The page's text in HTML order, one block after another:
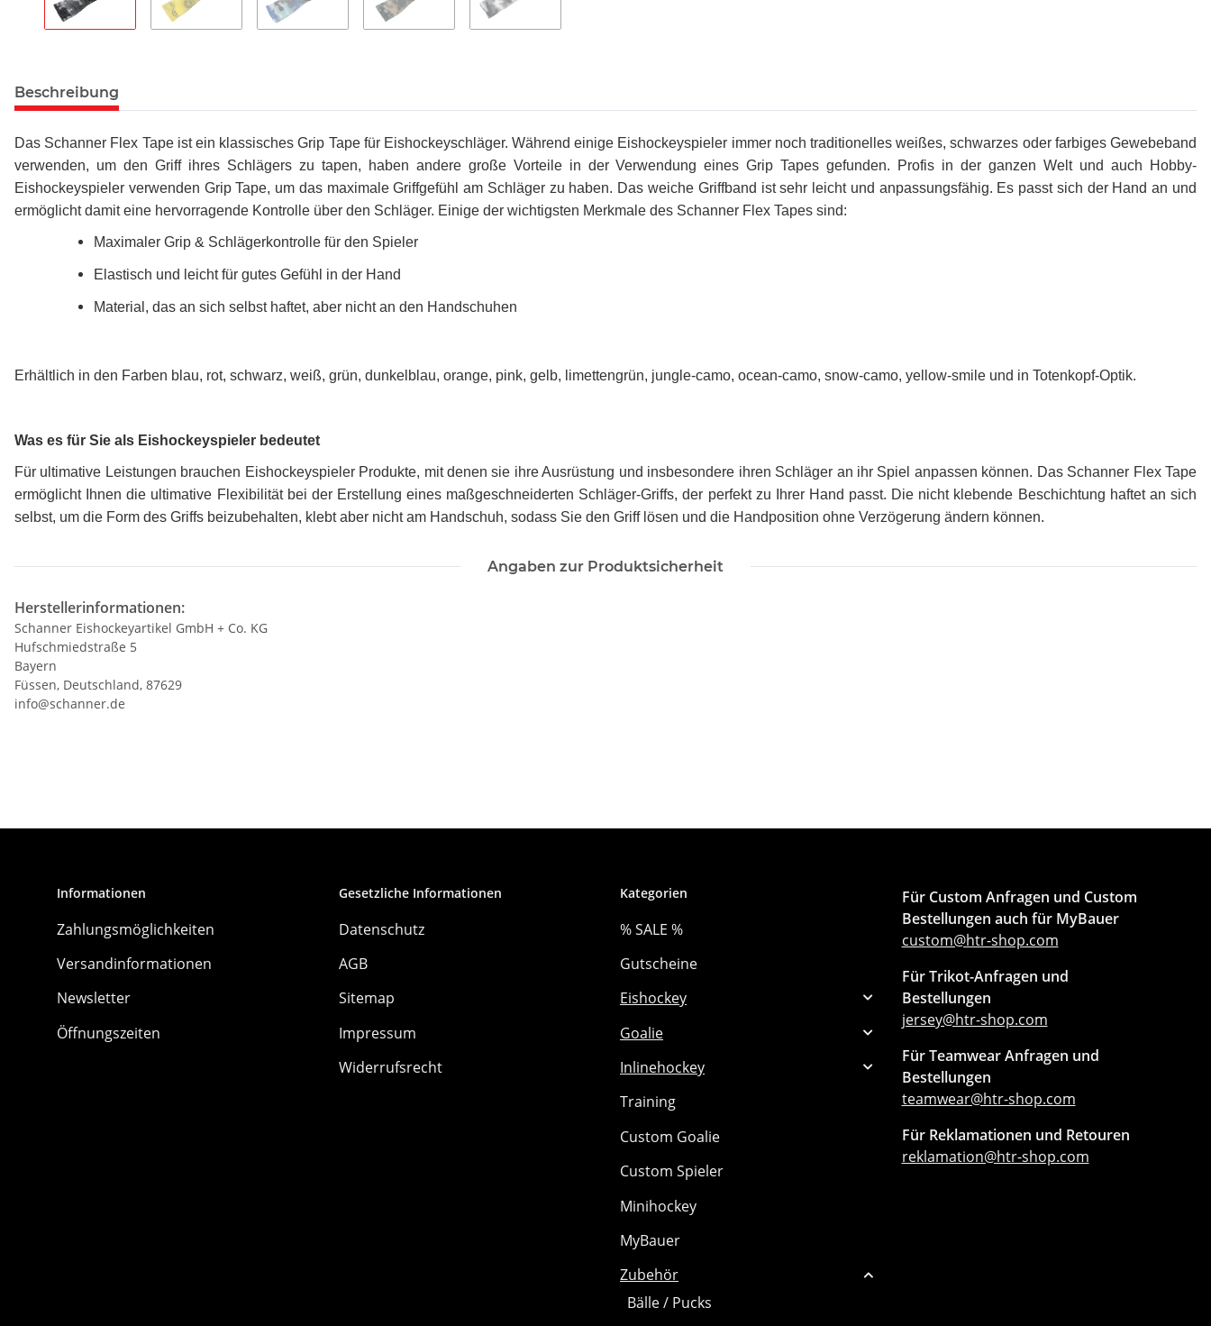
Beschreibung
Das Schanner Flex Tape ist ein klassisches Grip Tape für Eishockeyschläger. Während einige Eishockeyspieler immer noch traditionelles weißes, schwarzes oder farbiges Gewebeband
verwenden, um den Griff ihres Schlägers zu tapen, haben andere große Vorteile in der Verwendung eines Grip Tapes gefunden. Profis in der ganzen Welt und auch Hobby-
Eishockeyspieler verwenden Grip Tape, um das maximale Griffgefühl am Schläger zu haben. Das weiche Griffband ist sehr leicht und anpassungsfähig. Es passt sich der Hand an und
ermöglicht damit eine hervorragende Kontrolle über den Schläger. Einige der wichtigsten Merkmale des Schanner Flex Tapes sind:
Maximaler Grip & Schlägerkontrolle für den Spieler
Elastisch und leicht für gutes Gefühl in der Hand
Material, das an sich selbst haftet, aber nicht an den Handschuhen
Erhältlich in den Farben blau, rot, schwarz, weiß, grün, dunkelblau, orange, pink, gelb, limettengrün, jungle-camo, ocean-camo, snow-camo, yellow-smile und in Totenkopf-Optik.
Was es für Sie als Eishockeyspieler bedeutet
Für ultimative Leistungen brauchen Eishockeyspieler Produkte, mit denen sie ihre Ausrüstung und insbesondere ihren Schläger an ihr Spiel anpassen können. Das Schanner Flex Tape
ermöglicht Ihnen die ultimative Flexibilität bei der Erstellung eines maßgeschneiderten Schläger-Griffs, der perfekt zu Ihrer Hand passt. Die nicht klebende Beschichtung haftet an sich
selbst, um die Form des Griffs beizubehalten, klebt aber nicht am Handschuh, sodass Sie den Griff lösen und die Handposition ohne Verzögerung ändern können.
Angaben zur Produktsicherheit
Herstellerinformationen:
Schanner Eishockeyartikel GmbH + Co. KG
Hufschmiedstraße 5
Bayern
Füssen, Deutschland, 87629
info@schanner.de
Informationen
Zahlungsmöglichkeiten
Versandinformationen
Newsletter
Öffnungszeiten
Gesetzliche Informationen
Datenschutz
AGB
Sitemap
Impressum
Widerrufsrecht
Kategorien
% SALE %
Gutscheine
Eishockey
Goalie
Inlinehockey
Training
Custom Goalie
Custom Spieler
Minihockey
MyBauer
Zubehör
Bälle / Pucks
Für Custom Anfragen und Custom
Bestellungen auch für MyBauer
custom@htr-shop.com
Für Trikot-Anfragen und
Bestellungen
jersey@htr-shop.com
Für Teamwear Anfragen und
Bestellungen
teamwear@htr-shop.com
Für Reklamationen und Retouren
reklamation@htr-shop.com